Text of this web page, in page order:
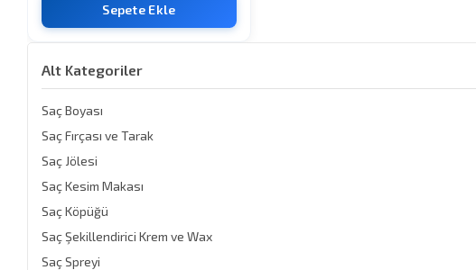
Sepete Ekle
Alt Kategoriler
Saç Boyası
Saç Fırçası ve Tarak
Saç Jölesi
Saç Kesim Makası
Saç Köpüğü
Saç Şekillendirici Krem ve Wax
Saç Spreyi